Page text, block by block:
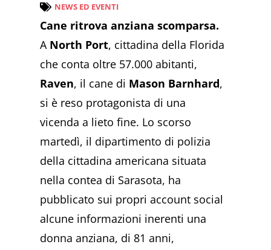
NEWS ED EVENTI
Cane ritrova anziana scomparsa.
A North Port, cittadina della Florida
che conta oltre 57.000 abitanti,
Raven, il cane di Mason Barnhard,
si è reso protagonista di una
vicenda a lieto fine. Lo scorso
martedì, il dipartimento di polizia
della cittadina americana situata
nella contea di Sarasota, ha
pubblicato sui propri account social
alcune informazioni inerenti una
donna anziana, di 81 anni,